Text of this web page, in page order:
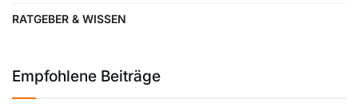
RATGEBER & WISSEN
Empfohlene Beiträge